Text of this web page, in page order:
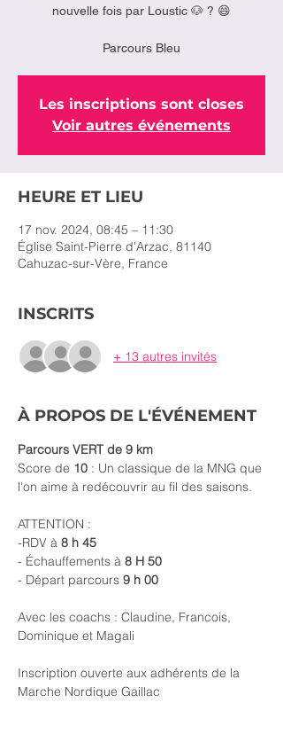
nouvelle fois par Loustic 🐶 ? 😄
Parcours Bleu
Les inscriptions sont closes
Voir autres événements
HEURE ET LIEU
17 nov. 2024, 08:45 – 11:30
Église Saint-Pierre d'Arzac, 81140
Cahuzac-sur-Vère, France
INSCRITS
+ 13 autres invités
À PROPOS DE L'ÉVÉNEMENT
Parcours VERT de 9 km
Score de 10 : Un classique de la MNG que
l'on aime à redécouvrir au fil des saisons.
ATTENTION :
-RDV à 8 h 45
- Échauffements à 8 H 50
- Départ parcours 9 h 00
Avec les coachs : Claudine, Francois,
Dominique et Magali
Inscription ouverte aux adhérents de la
Marche Nordique Gaillac